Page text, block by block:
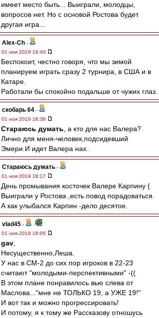
имеет место быть... Выиграли, молодцы,
вопросов нет. Но с основой Ростова будет
другая игра...
Alex-Ch -
01 ноя 2019 18:40
Беспокоит, честно говоря, что мы зимой
планируем играть сразу 2 турнира, в США и в
Катаре.
Работали бы спокойно подальше от чужих глаз.
скобарь 64 -
01 ноя 2019 18:36
Стараюсь думать , а кто для нас Валера?
Лично для меня-человек,подсидевший
Эмери.И идет Валера нах..
Стараюсь думать -
01 ноя 2019 18:17
День промывания косточек Валере Карпину (
Выиграли у Ростова ,есть повод порадоваться.
А как улыбался Карпин -дело десятое.
vlad45 -
01 ноя 2019 18:05
gav
Несущественно,Леша.
У нас в СМ-2 до сих пор игроков в 22-23
считают "молодыми-перспективными" -((
В этом плане понравилось вью слева от
Маслова..."мне не ТОЛЬКО 19, а УЖЕ 19!"
И вот так и можно прогрессировать!
И потому, я к тому же Рассказову отношусь